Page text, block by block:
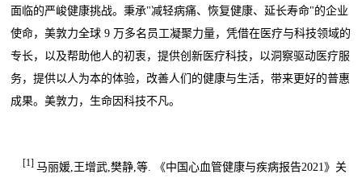
面临的严峻健康挑战。秉承"减轻病痛、恢复健康、延长寿命"的企业
使命，美敦力全球 9 万多名员工凝聚力量，凭借在医疗与科技领域的
专长，以及帮助他人的初衷，提供创新医疗科技，以洞察驱动医疗服
务，提供以人为本的体验，改善人们的健康与生活，带来更好的普惠
成果。美敦力，生命因科技不凡。
[1] 马丽媛,王增武,樊静,等. 《中国心血管健康与疾病报告2021》关